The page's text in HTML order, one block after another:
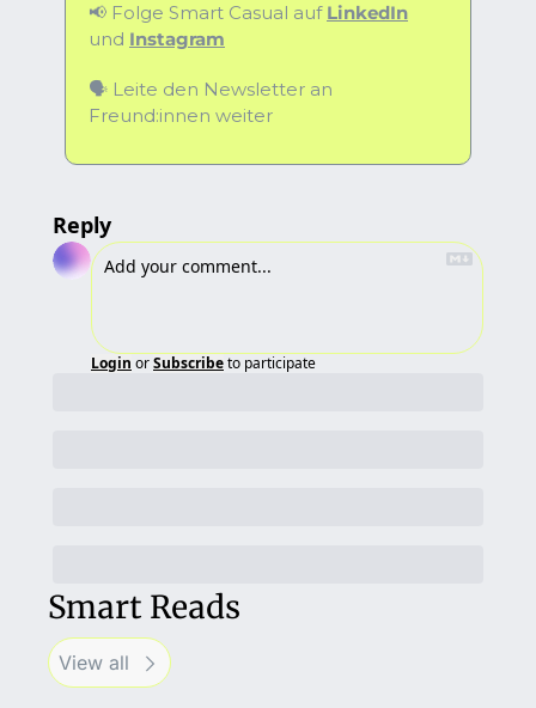
📢 Folge Smart Casual auf ​ LinkedIn
und ​ Instagram
🗣️ Leite den Newsletter an
Freund:innen weiter
Reply
Login orSubscribeto participate
Smart Reads
View all